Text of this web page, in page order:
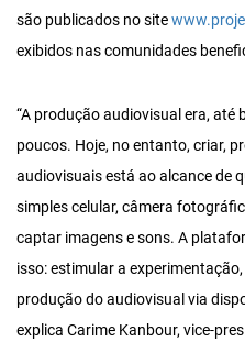
são publicados no site
exibidos nas comunidades
“A produção audiovisual era, até
poucos. Hoje, no entanto, criar,
audiovisuais está ao alcance de
simples celular, câmera
captar imagens e sons. A
isso: estimular a
produção do audiovisual via
explica Carime Kanbour, vice-